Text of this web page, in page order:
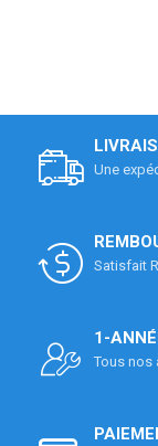
Une
Satisfait
1-
Tous nos